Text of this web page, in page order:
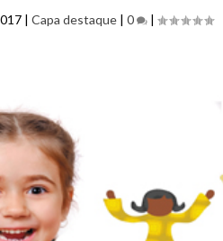
| Capa destaque| 0 |